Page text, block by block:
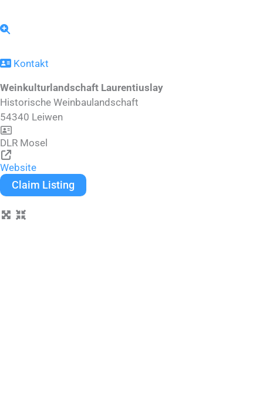
Kontakt
Weinkulturlandschaft Laurentiuslay
Historische Weinbaulandschaft
54340 Leiwen
DLR Mosel
Website
Claim Listing